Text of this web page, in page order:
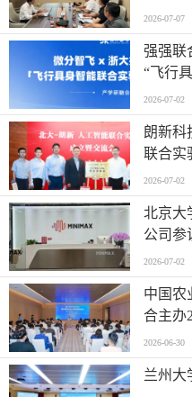
业集团
2026-07-07
强强联
“飞行
研深度
2026-07-02
朗新科
联合实
2026-07-02
北京大
公司参
2026-07-02
中国农
合主办
第六届
2026-06-30
兰州大